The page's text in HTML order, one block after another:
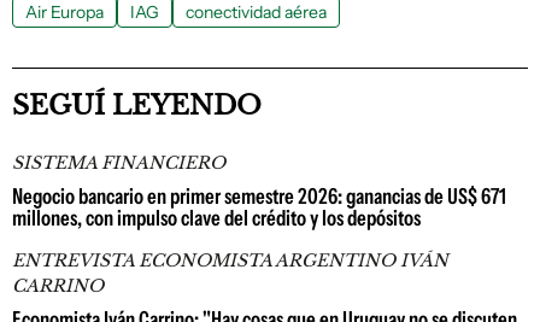
Air Europa IAG conectividad aérea
SEGUÍ LEYENDO
SISTEMA FINANCIERO
Negocio bancario en primer semestre 2026: ganancias de US$ 671
millones, con impulso clave del crédito y los depósitos
ENTREVISTA ECONOMISTA ARGENTINO IVÁN
CARRINO